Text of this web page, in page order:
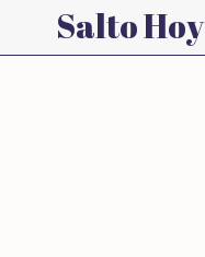
Salto Hoy